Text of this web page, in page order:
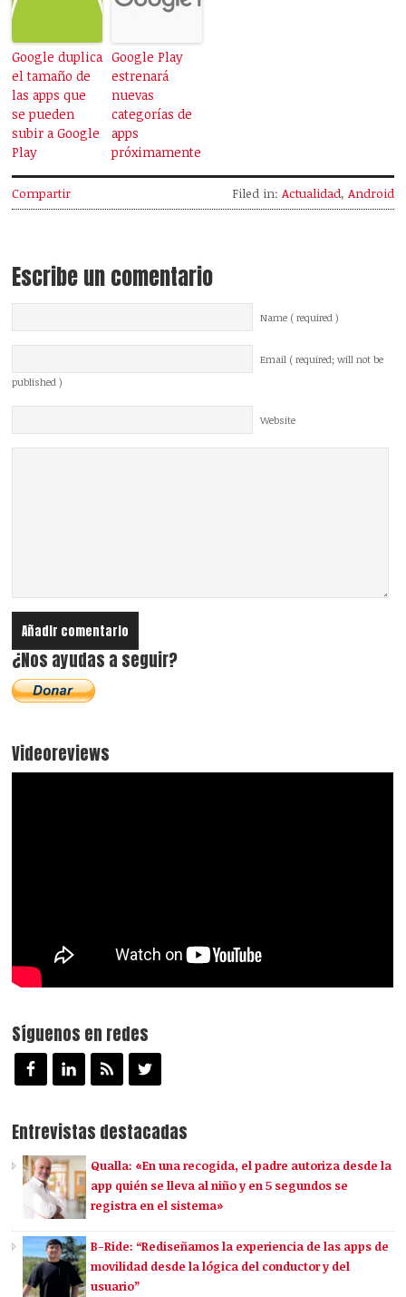
Google duplica
el tamaño de
las apps que
se pueden
subir a Google
Play
Google Play
estrenará
nuevas
categorías de
apps
próximamente
Compartir Filed in: Actualidad, Android
Escribe un comentario
Name ( required )
Email ( required; will not be
published )
Website
¿Nos ayudas a seguir?
Videoreviews
Síguenos en redes
Entrevistas destacadas
Qualla: «En una recogida, el padre autoriza desde la
app quién se lleva al niño y en 5 segundos se
registra en el sistema»
B-Ride: “Rediseñamos la experiencia de las apps de
movilidad desde la lógica del conductor y del
usuario”